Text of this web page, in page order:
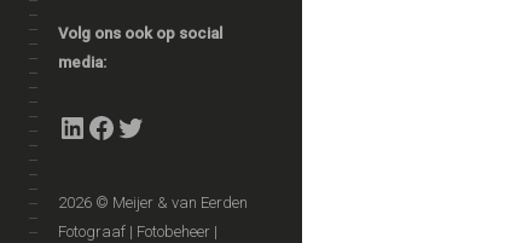
Volg ons ook op social
media:
LinkedIn
Facebook
2026 © Meijer & van Eerden
Fotograaf | Fotobeheer |